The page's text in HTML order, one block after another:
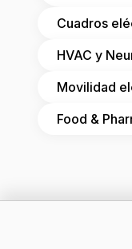
Cuadros
HVAC y
Movilidad
Food &